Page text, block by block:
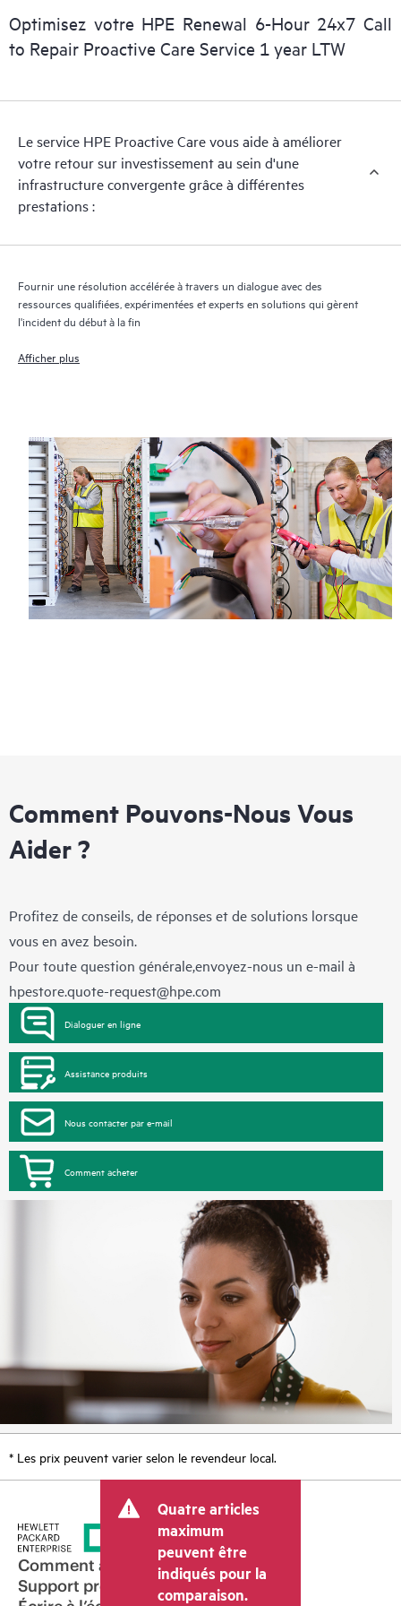
support matériel réactif selon vos besoins d’entreprise et
opérationnels.
des microprogrammes pour les appareils pris en charge, et vous
infrastructure couverte par HPE Proactive Care aux niveaux de
versions recommandés. Vous recevrez régulièrement une
analyse proactive de vos appareils couverts par HPE Proactive
Care pour identifier et résoudre les problèmes de configuration.
Optimisez votre HPE Renewal 6-Hour 24x7 Call
to Repair Proactive Care Service 1 year LTW
Le service HPE Proactive Care vous aide à améliorer
votre retour sur investissement au sein d'une
infrastructure convergente grâce à différentes
prestations :
Fournir une résolution accélérée à travers un dialogue avec des
ressources qualifiées, expérimentées et experts en solutions qui gèrent
l'incident du début à la fin
Afficher plus
Comment Pouvons-Nous Vous
Aider ?
Profitez de conseils, de réponses et de solutions lorsque
vous en avez besoin.
Pour toute question générale,envoyez-nous un e-mail à
hpestore.quote-request@hpe.com
Dialoguer en ligne
Assistance produits
Nous contacter par e-mail
Comment acheter
* Les prix peuvent varier selon le revendeur local.
Quatre articles
maximum
peuvent être
indiqués pour la
comparaison.
Comment acheter
Support produit